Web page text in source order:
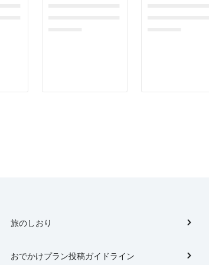
旅のしおり
おでかけプラン投稿ガイドライン